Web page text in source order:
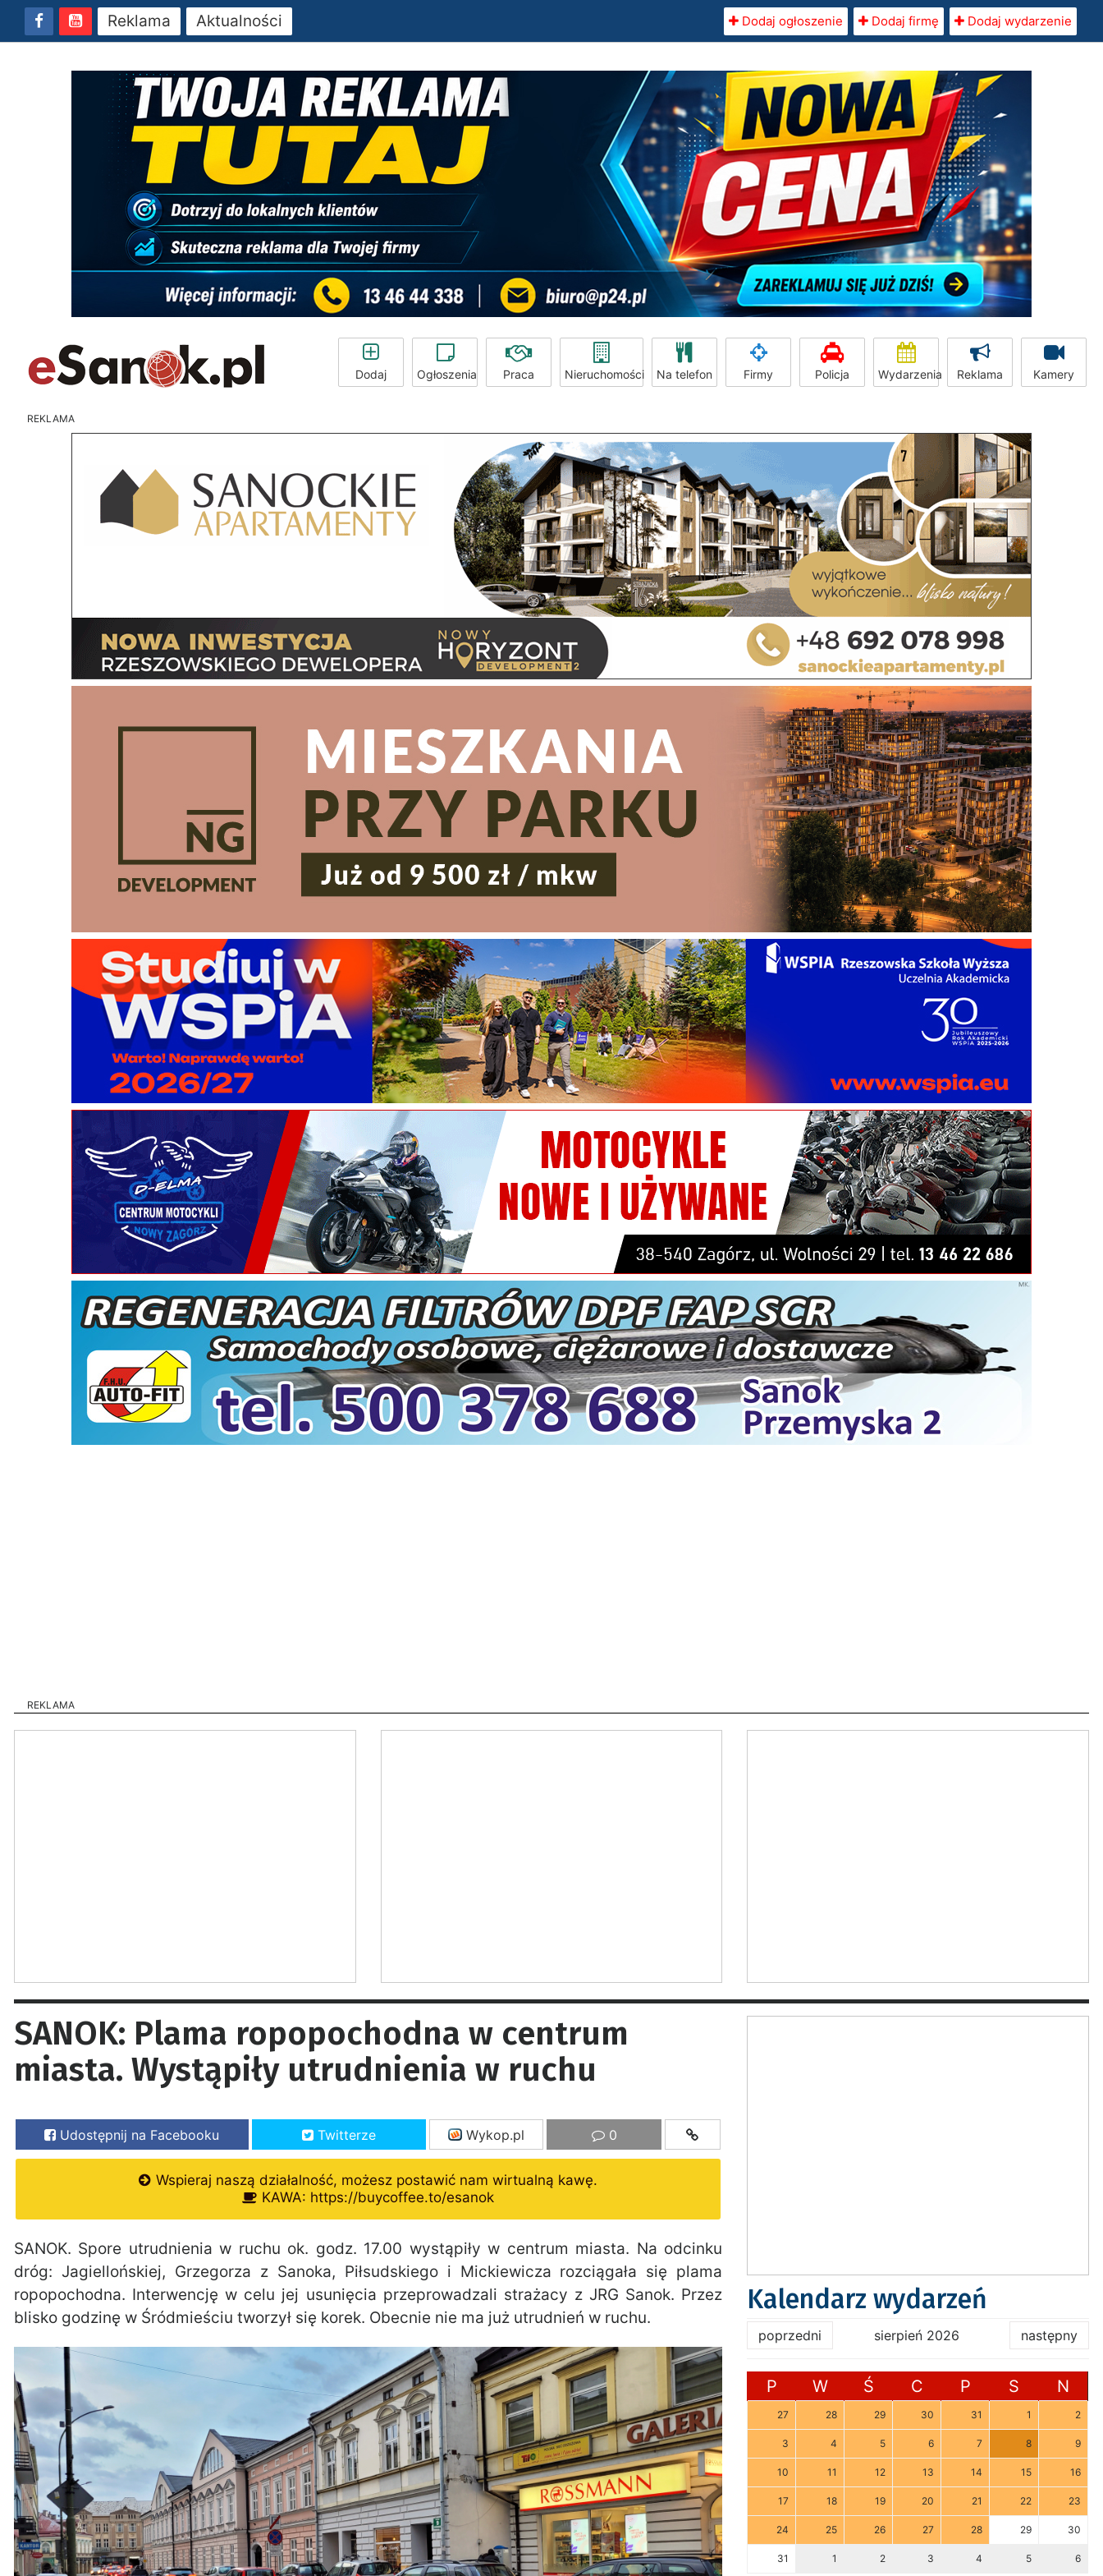
Reklama Aktualności Dodaj ogłoszenie Dodaj firmę Dodaj wydarzenie
Dodaj Ogłoszenia Praca Nieruchomości Na telefon Firmy Policja Wydarzenia Reklama Kamery
REKLAMA
REKLAMA
SANOK: Plama ropopochodna w centrum
miasta. Wystąpiły utrudnienia w ruchu
Udostępnij na Facebooku Twitterze Wykop.pl 0
Wspieraj naszą działalność, możesz postawić nam wirtualną kawę.
KAWA: https://buycoffee.to/esanok
SANOK. Spore utrudnienia w ruchu ok. godz. 17.00 wystąpiły w centrum miasta. Na odcinku
dróg: Jagiellońskiej, Grzegorza z Sanoka, Piłsudskiego i Mickiewicza rozciągała się plama
ropopochodna. Interwencję w celu jej usunięcia przeprowadzali strażacy z JRG Sanok. Przez
blisko godzinę w Śródmieściu tworzył się korek. Obecnie nie ma już utrudnień w ruchu.
Kalendarz wydarzeń
poprzedni sierpień 2026 następny
P W Ś C P S N
27 28 29 30 31 1 2
3 4 5 6 7 8 9
10 11 12 13 14 15 16
17 18 19 20 21 22 23
24 25 26 27 28 29 30
31 1 2 3 4 5 6